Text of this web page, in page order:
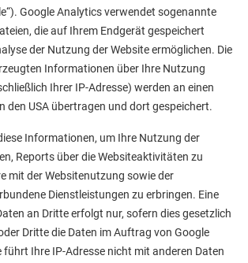
Google Analytics verwendet sogenannte
die auf Ihrem Endgerät gespeichert
der Nutzung der Website ermöglichen. Die
Informationen über Ihre Nutzung
Ihrer IP-Adresse) werden an einen
den USA übertragen und dort gespeichert.
Informationen, um Ihre Nutzung der
Reports über die Websiteaktivitäten zu
mit der Websitenutzung sowie der
Dienstleistungen zu erbringen. Eine
an Dritte erfolgt nur, sofern dies gesetzlich
Dritte die Daten im Auftrag von Google
führt Ihre IP-Adresse nicht mit anderen Daten